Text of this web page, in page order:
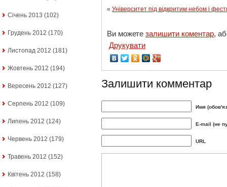
Січень 2013 (102)
Грудень 2012 (170)
Листопад 2012 (181)
Жовтень 2012 (194)
Вересень 2012 (127)
Серпень 2012 (109)
Липень 2012 (124)
Червень 2012 (179)
Травень 2012 (152)
Квітень 2012 (158)
« Університет під відкритим небом і
Ви можете залишити коментар,
Друкувати
Залишити комментар
Имя
E-mail (не
URL